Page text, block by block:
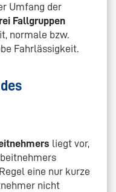
Umfang der
Fallgruppen
normale bzw.
Fahrlässigkeit.
liegt vor,
eine nur kurze
nicht